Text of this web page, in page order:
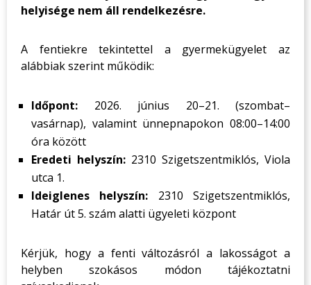
helyisége nem áll rendelkezésre.
A fentiekre tekintettel a gyermekügyelet az
alábbiak szerint működik:
Időpont: 2026. június 20–21. (szombat–
vasárnap), valamint ünnepnapokon 08:00–14:00
óra között
Eredeti helyszín: 2310 Szigetszentmiklós, Viola
utca 1.
Ideiglenes helyszín: 2310 Szigetszentmiklós,
Határ út 5. szám alatti ügyeleti központ
Kérjük, hogy a fenti változásról a lakosságot a
helyben szokásos módon tájékoztatni